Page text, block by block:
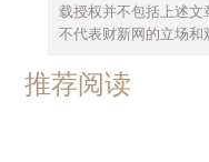
载授权并不包括上述文
不代表财新网的立场和
推荐阅读